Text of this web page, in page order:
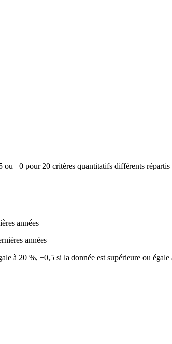
+0 pour 20 critères quantitatifs différents répartis
années
années
à 20 %, +0,5 si la donnée est supérieure ou